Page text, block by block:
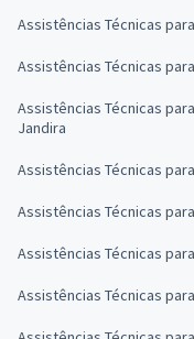
Assistências Técnicas
Assistências Técnicas
Assistências Técnicas
Jandira
Assistências Técnicas
Assistências Técnicas
Assistências Técnicas
Assistências Técnicas